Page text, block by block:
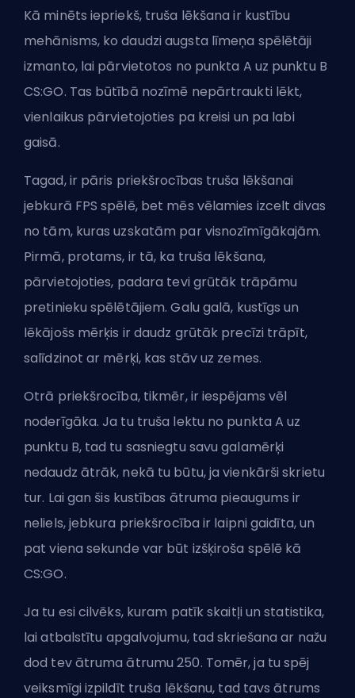
Kā minēts iepriekš, truša lēkšana ir kustību
mehānisms, ko daudzi augsta līmeņa spēlētāji
izmanto, lai pārvietotos no punkta A uz punktu B
CS:GO. Tas būtībā nozīmē nepārtraukti lēkt,
vienlaikus pārvietojoties pa kreisi un pa labi
gaisā.
Tagad, ir pāris priekšrocības truša lēkšanai
jebkurā FPS spēlē, bet mēs vēlamies izcelt divas
no tām, kuras uzskatām par visnozīmīgākajām.
Pirmā, protams, ir tā, ka truša lēkšana,
pārvietojoties, padara tevi grūtāk trāpāmu
pretinieku spēlētājiem. Galu galā, kustīgs un
lēkājošs mērķis ir daudz grūtāk precīzi trāpīt,
salīdzinot ar mērķi, kas stāv uz zemes.
Otrā priekšrocība, tikmēr, ir iespējams vēl
noderīgāka. Ja tu truša lektu no punkta A uz
punktu B, tad tu sasniegtu savu galamērķi
nedaudz ātrāk, nekā tu būtu, ja vienkārši skrietu
tur. Lai gan šis kustības ātruma pieaugums ir
neliels, jebkura priekšrocība ir laipni gaidīta, un
pat viena sekunde var būt izšķiroša spēlē kā
CS:GO.
Ja tu esi cilvēks, kuram patīk skaitļi un statistika,
lai atbalstītu apgalvojumu, tad skriešana ar nažu
dod tev ātruma ātrumu 250. Tomēr, ja tu spēj
veiksmīgi izpildīt truša lēkšanu, tad tavs ātrums